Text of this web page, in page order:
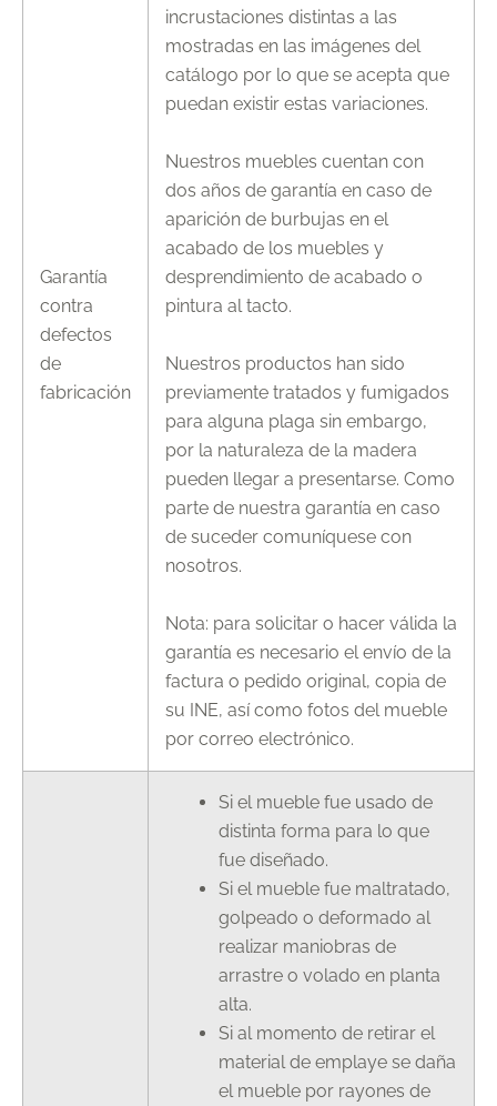
Garantía
contra
defectos
de
fabricación
incrustaciones distintas a las
mostradas en las imágenes del
catálogo por lo que se acepta que
puedan existir estas variaciones.
Nuestros muebles cuentan con
dos años de garantía en caso de
aparición de burbujas en el
acabado de los muebles y
desprendimiento de acabado o
pintura al tacto.
Nuestros productos han sido
previamente tratados y fumigados
para alguna plaga sin embargo,
por la naturaleza de la madera
pueden llegar a presentarse. Como
parte de nuestra garantía en caso
de suceder comuníquese con
nosotros.
Nota: para solicitar o hacer válida la
garantía es necesario el envío de la
factura o pedido original, copia de
su INE, así como fotos del mueble
por correo electrónico.
Si el mueble fue usado de
distinta forma para lo que
fue diseñado.
Si el mueble fue maltratado,
golpeado o deformado al
realizar maniobras de
arrastre o volado en planta
alta.
Si al momento de retirar el
material de emplaye se daña
el mueble por rayones de